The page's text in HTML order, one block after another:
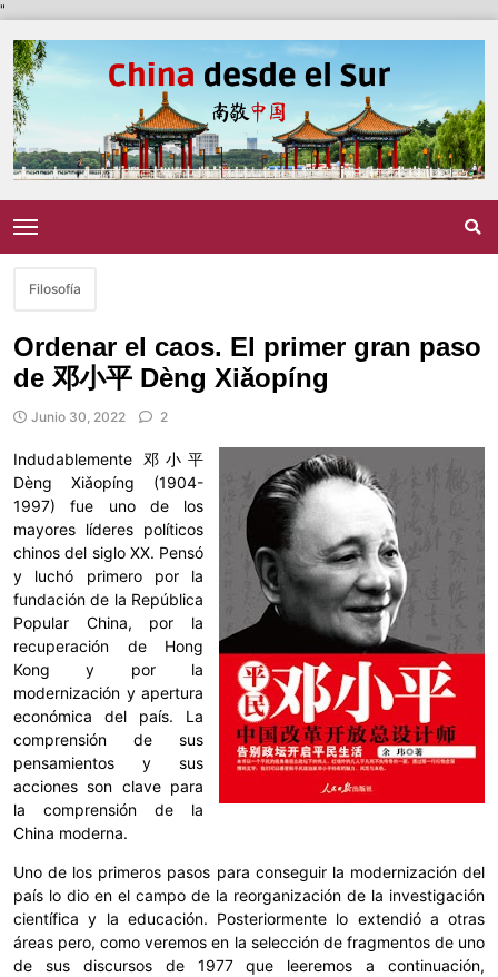
"
Filosofía
Ordenar el caos. El primer gran paso
de 邓小平 Dèng Xiǎopíng
Junio 30, 2022 2
Indudablemente 邓小平
Dèng Xiǎopíng (1904-
1997) fue uno de los
mayores líderes políticos
chinos del siglo XX. Pensó
y luchó primero por la
fundación de la República
Popular China, por la
recuperación de Hong
Kong y por la
modernización y apertura
económica del país. La
comprensión de sus
pensamientos y sus
acciones son clave para
la comprensión de la
China moderna.
Uno de los primeros pasos para conseguir la modernización del
país lo dio en el campo de la reorganización de la investigación
científica y la educación. Posteriormente lo extendió a otras
áreas pero, como veremos en la selección de fragmentos de uno
de sus discursos de 1977 que leeremos a continuación,